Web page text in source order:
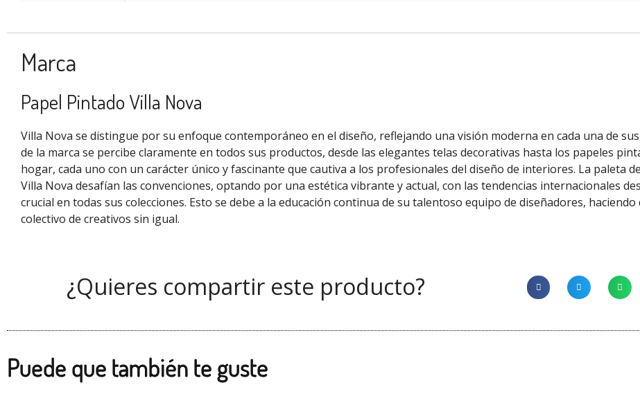
Marca
Papel Pintado Villa Nova
Villa Nova se distingue por su enfoque contemporáneo en el diseño, reflejando una visión moderna en cada una de sus
de la marca se percibe claramente en todos sus productos, desde las elegantes telas decorativas hasta los papeles
hogar, cada uno con un carácter único y fascinante que cautiva a los profesionales del diseño de interiores. La paleta
Villa Nova desafían las convenciones, optando por una estética vibrante y actual, con las tendencias internacionales
crucial en todas sus colecciones. Esto se debe a la educación continua de su talentoso equipo de diseñadores,
colectivo de creativos sin igual.
¿Quieres compartir este producto?
Puede que también te guste